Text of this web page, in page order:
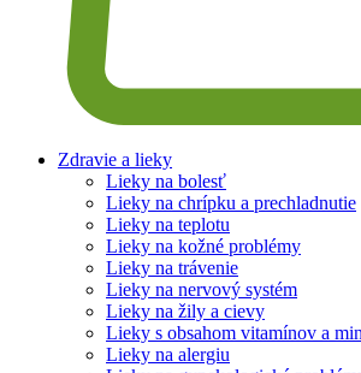
Zdravie a lieky
Lieky na bolesť
Lieky na chrípku a prechladnutie
Lieky na teplotu
Lieky na kožné problémy
Lieky na trávenie
Lieky na nervový systém
Lieky na žily a cievy
Lieky s obsahom vitamínov a
Lieky na alergiu